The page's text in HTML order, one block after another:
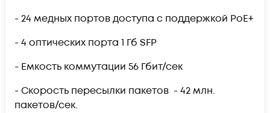
- 24 медных портов доступа с поддержкой PoE+
- 4 оптических порта 1 Гб SFP
- Емкость коммутации 56 Гбит/сек
- Скорость пересылки пакетов - 42 млн.
пакетов/сек.